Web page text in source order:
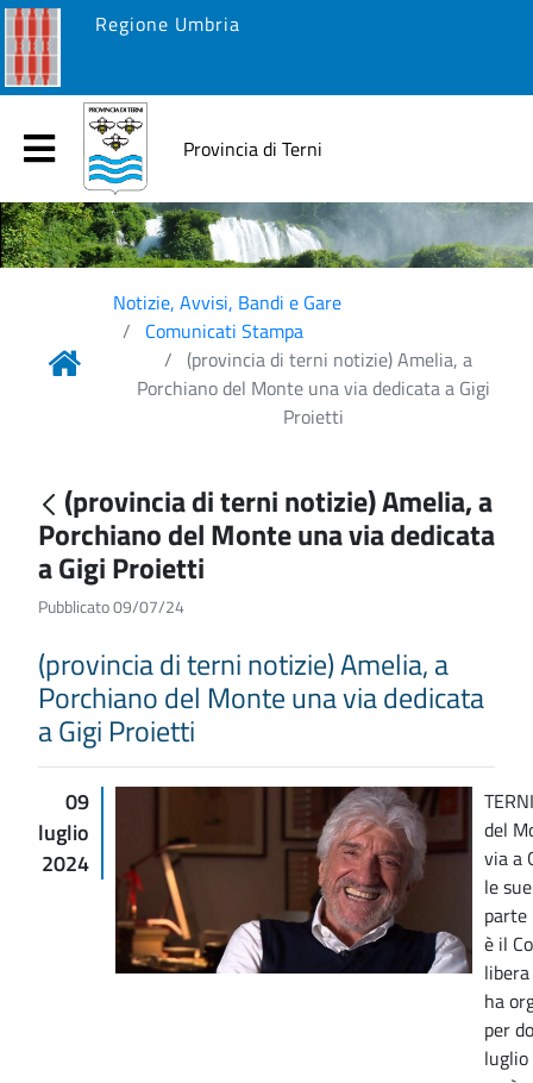
Regione Umbria
Provincia di Terni
Notizie, Avvisi, Bandi e Gare
Comunicati Stampa
(provincia di terni notizie) Amelia, a
Porchiano del Monte una via dedicata a Gigi
Proietti
(provincia di terni notizie) Amelia, a
Porchiano del Monte una via dedicata
a Gigi Proietti
Pubblicato 09/07/24
(provincia di terni notizie) Amelia, a
Porchiano del Monte una via dedicata
a Gigi Proietti
09
luglio
2024
del
via a
le
parte
è il
ha
per
luglio